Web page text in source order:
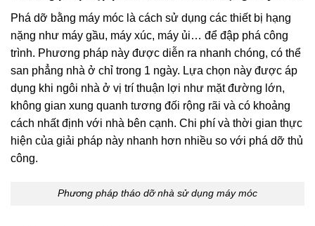
Phá dỡ bằng máy móc là cách sử dụng các thiết bị hạng
nặng như máy gầu, máy xúc, máy ủi… để đập phá công
trình. Phương pháp này được diễn ra nhanh chóng, có thể
san phẳng nhà ở chỉ trong 1 ngày. Lựa chọn này được áp
dụng khi ngôi nhà ở vị trí thuận lợi như mặt đường lớn,
không gian xung quanh tương đối rộng rãi và có khoảng
cách nhất định với nhà bên cạnh. Chi phí và thời gian thực
hiện của giải pháp này nhanh hơn nhiều so với phá dỡ thủ
công.
Phương pháp tháo dỡ nhà sử dụng máy móc